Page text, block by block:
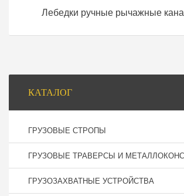
Лебедки ручные рычажные
КАТАЛОГ
ГРУЗОВЫЕ СТРОПЫ
ГРУЗОВЫЕ ТРАВЕРСЫ И
ГРУЗОЗАХВАТНЫЕ УСТРОЙСТВА